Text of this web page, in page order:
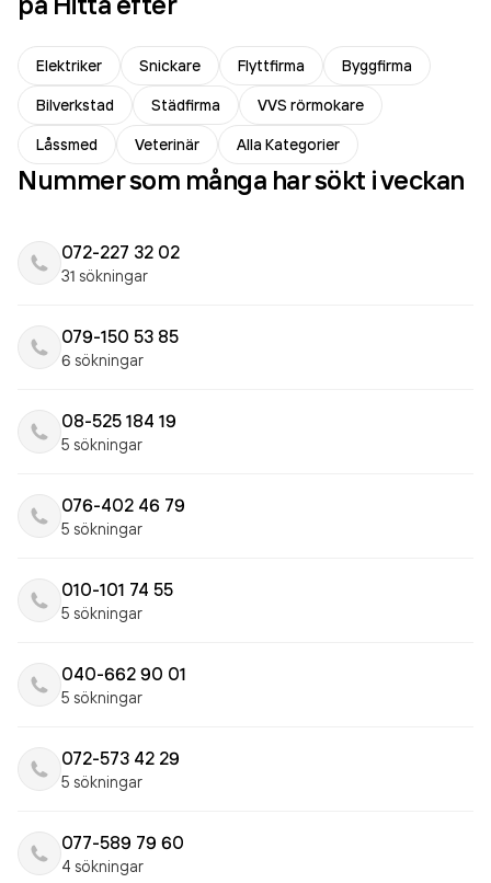
Elektriker Snickare Flyttfirma
Byggfirma
Bilverkstad
Städfirma
VVS rörmokare
Låssmed
Veterinär Alla Kategorier
Nummer som många har sökt i veckan
072-227 32 02
31 sökningar
079-150 53 85
6 sökningar
08-525 184 19
5 sökningar
076-402 46 79
5 sökningar
010-101 74 55
5 sökningar
040-662 90 01
5 sökningar
072-573 42 29
5 sökningar
077-589 79 60
4 sökningar